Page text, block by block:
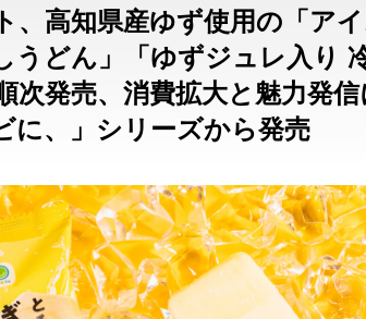
、高知県産ゆず使用の「アイ
うどん」「ゆずジュレ入り
次発売、消費拡大と魅力発
に、」シリーズから発売